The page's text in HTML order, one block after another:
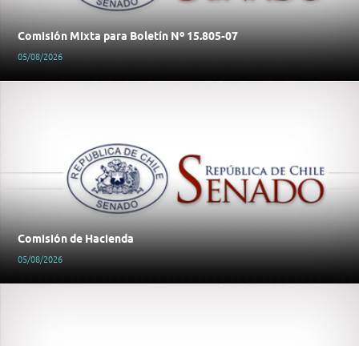
Comisión Mixta para Boletín Nº 15.805-07
05/08/2026
Comisión de Hacienda
05/08/2026